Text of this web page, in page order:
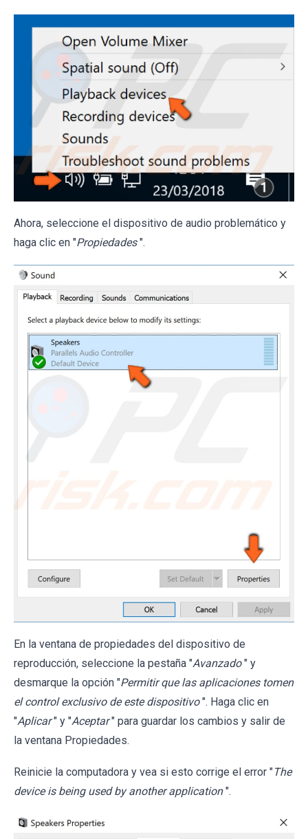
Ahora, seleccione el dispositivo de audio problemático y
haga clic en "Propiedades ".
En la ventana de propiedades del dispositivo de
reproducción, seleccione la pestaña "Avanzado " y
desmarque la opción "Permitir que las aplicaciones tomen
el control exclusivo de este dispositivo ". Haga clic en
"Aplicar " y "Aceptar " para guardar los cambios y salir de
la ventana Propiedades.
Reinicie la computadora y vea si esto corrige el error "The
device is being used by another application ".